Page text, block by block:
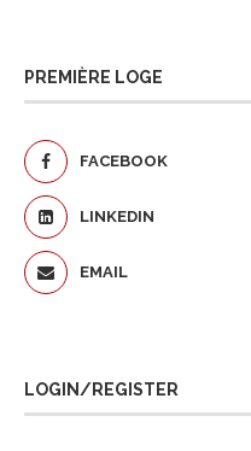
PREMIÈRE LOGE
FACEBOOK
LINKEDIN
EMAIL
LOGIN/REGISTER